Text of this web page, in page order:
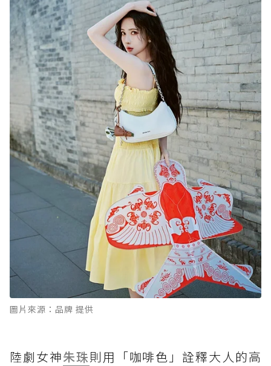
圖片來源：品牌 提供
陸劇女神朱珠則用「咖啡色」詮釋大人的高